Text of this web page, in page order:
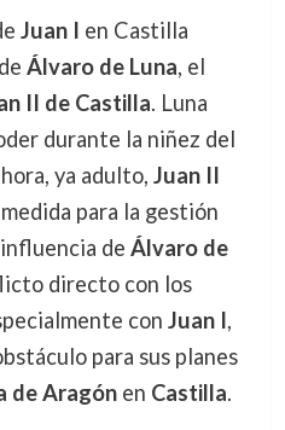
Juan I en Castilla
Álvaro de Luna, el
II de Castilla. Luna
durante la niñez del
ya adulto, Juan II
para la gestión
de Álvaro de
directo con los
con Juan I,
para sus planes
de Aragónen Castilla.